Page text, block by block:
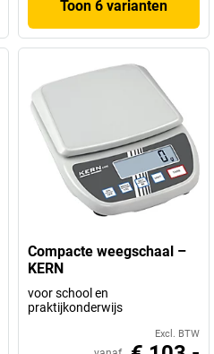
Toon 6 varianten
Compacte weegschaal –
KERN
voor school en
praktijkonderwijs
Excl. BTW